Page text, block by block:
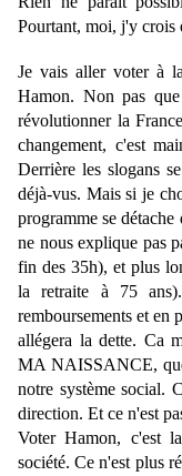
Pourtant, moi, j'y crois
Je vais aller voter à
Hamon. Non pas
révolutionner la
changement, c'est
Derrière les slogans
déjà-vus. Mais si je
programme se
ne nous explique pas
fin des 35h), et plus
la retraite à 75
remboursements et en
allégera la dette. Ca
MA NAISSANCE,
notre système social.
direction. Et ce n'est
Voter Hamon, c'est
société. Ce n'est plus